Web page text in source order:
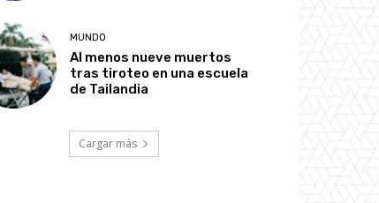
MUNDO
Al menos nueve muertos
tras tiroteo en una escuela
de Tailandia
Cargar más